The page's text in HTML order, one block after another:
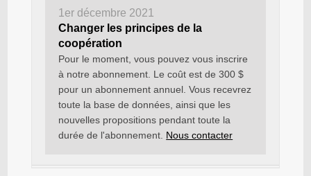
1er décembre 2021
Changer les principes de la
coopération
Pour le moment, vous pouvez vous inscrire
à notre abonnement. Le coût est de 300 $
pour un abonnement annuel. Vous recevrez
toute la base de données, ainsi que les
nouvelles propositions pendant toute la
durée de l'abonnement. Nous contacter